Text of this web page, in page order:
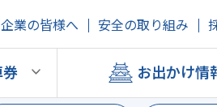
企業の皆様へ 安全の取り組み
お出かけ情